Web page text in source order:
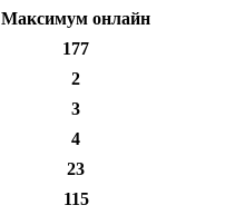
Максимум онлайн
177
2
3
4
23
115